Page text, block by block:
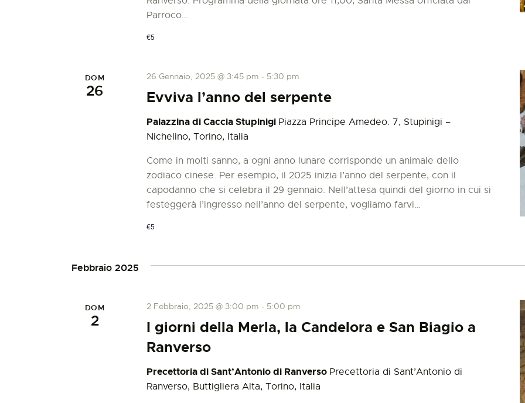
Parroco…
€5
DOM
26 Evviva l’anno del serpente
26 Gennaio, 2025 @ 3:45 pm - 5:30 pm
Palazzina di Caccia Stupinigi Piazza Principe Amedeo. 7, Stupinigi –
Nichelino, Torino, Italia
Come in molti sanno, a ogni anno lunare corrisponde un animale dello
zodiaco cinese. Per esempio, il 2025 inizia l’anno del serpente, con il
capodanno che si celebra il 29 gennaio. Nell’attesa quindi del giorno in cui si
festeggerà l’ingresso nell’anno del serpente, vogliamo farvi…
€5
Febbraio 2025
DOM
2
I giorni della Merla, la Candelora e San Biagio a
Ranverso
2 Febbraio, 2025 @ 3:00 pm - 5:00 pm
Precettoria di Sant’Antonio di Ranverso Precettoria di Sant’Antonio di
Ranverso, Buttigliera Alta, Torino, Italia